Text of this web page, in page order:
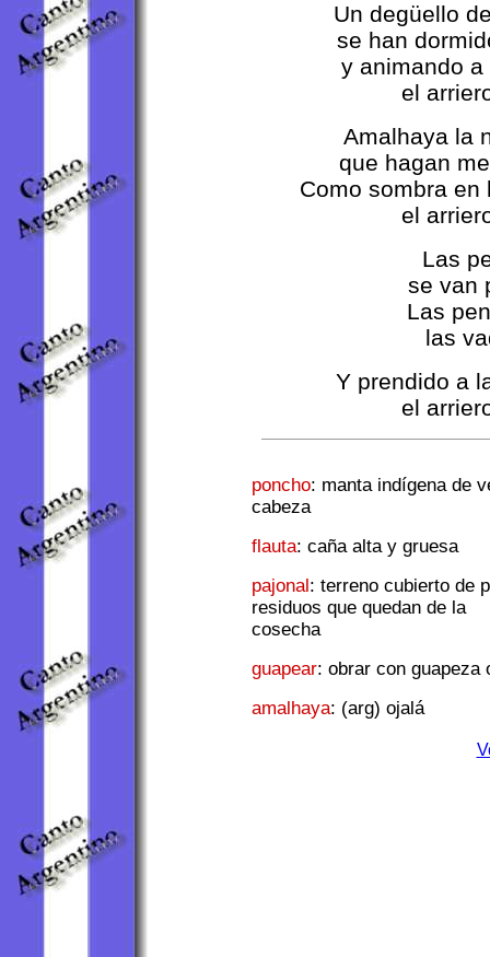
Un degüello
se han
y animando
el
Amalhaya la
que hagan
Como sombra en
el
Las
se van
Las
las
Y prendido a
el
poncho: manta indígena de
cabeza
flauta: caña alta y gruesa
pajonal: terreno cubierto de
residuos que quedan de la
cosecha
guapear: obrar con guapeza
amalhaya: (arg) ojalá